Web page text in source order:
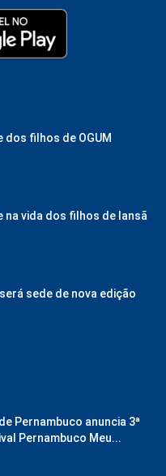
filhos de OGUM
na vida dos filhos de Iansã
sede de nova edição
Pernambuco anuncia 3ª
Pernambuco Meu...